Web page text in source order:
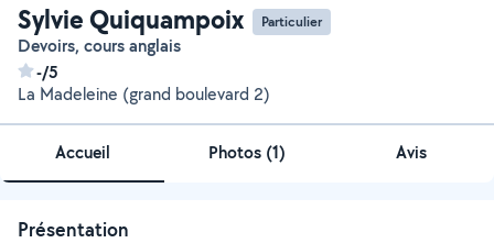
Sylvie Quiquampoix Particulier
Devoirs, cours anglais
-/5
La Madeleine (grand boulevard 2)
Accueil Photos (1) Avis
Présentation